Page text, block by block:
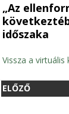
„Az
időszaka
Vissza a virtuális
ELŐZŐ